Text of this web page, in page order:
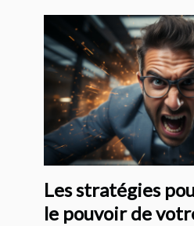
Les stratégies
le pouvoir de